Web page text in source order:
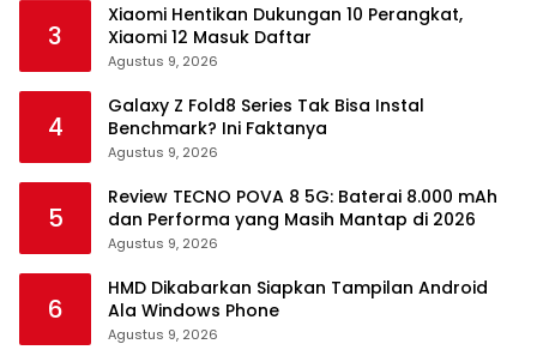
3
Xiaomi Hentikan Dukungan 10 Perangkat,
Xiaomi 12 Masuk Daftar
Agustus 9, 2026
4
Galaxy Z Fold8 Series Tak Bisa Instal
Benchmark? Ini Faktanya
Agustus 9, 2026
5
Review TECNO POVA 8 5G: Baterai 8.000 mAh
dan Performa yang Masih Mantap di 2026
Agustus 9, 2026
6
HMD Dikabarkan Siapkan Tampilan Android
Ala Windows Phone
Agustus 9, 2026